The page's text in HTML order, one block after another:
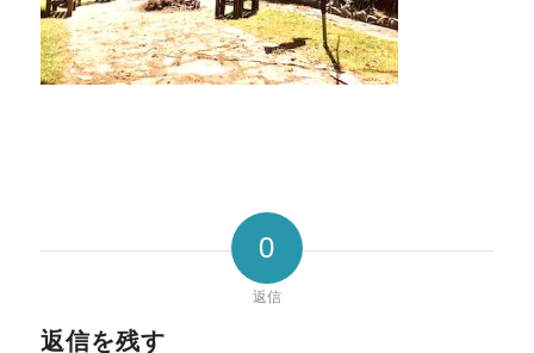
0
返信
返信を残す